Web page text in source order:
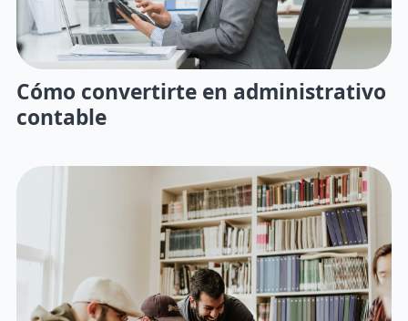
Cómo convertirte en administrativo
contable